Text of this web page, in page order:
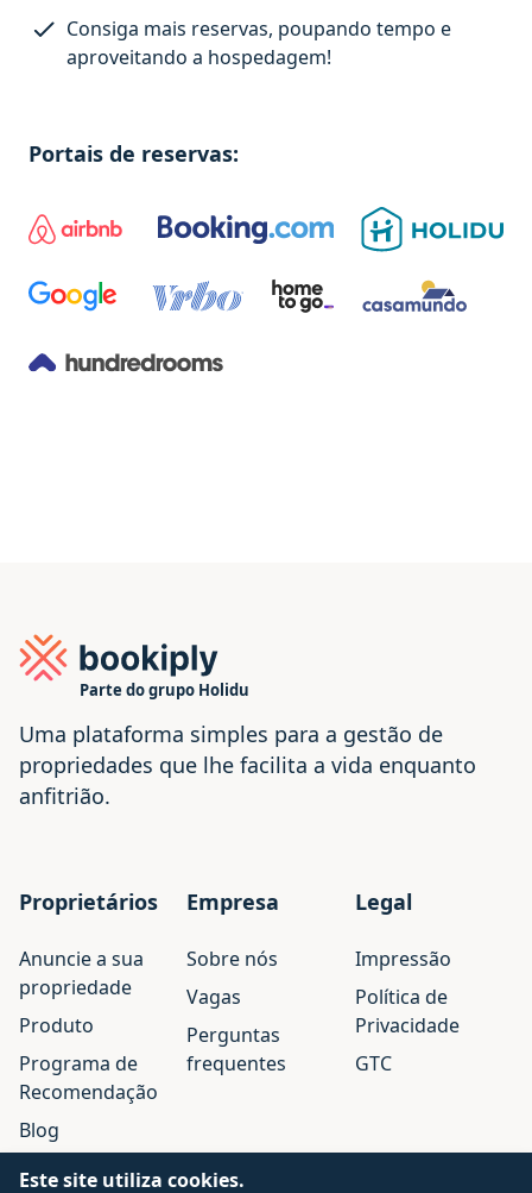
Consiga mais reservas, poupando tempo e
aproveitando a hospedagem!
Portais de reservas:
Parte do grupo Holidu
Uma plataforma simples para a gestão de
propriedades que lhe facilita a vida enquanto
anfitrião.
Proprietários
Anuncie a sua
propriedade
Produto
Programa de
Recomendação
Blog
Empresa
Sobre nós
Vagas
Perguntas
frequentes
Legal
Impressão
Política de
Privacidade
GTC
Este site utiliza cookies.